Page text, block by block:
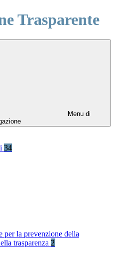
Trasparente
Menu di
34
per la prevenzione della
trasparenza 2